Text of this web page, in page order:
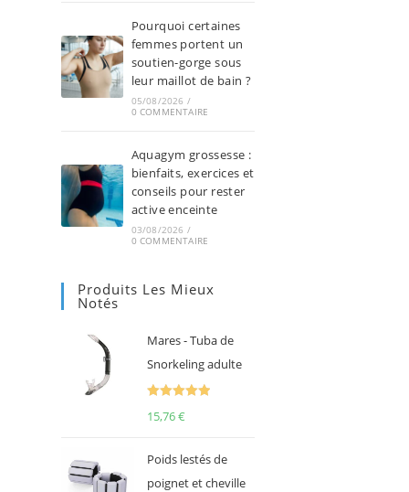
Pourquoi certaines
femmes portent un
soutien-gorge sous
leur maillot de bain ?
05/08/2026 /
0 COMMENTAIRE
Aquagym grossesse :
bienfaits, exercices et
conseils pour rester
active enceinte
03/08/2026 /
0 COMMENTAIRE
Produits Les Mieux
Notés
Mares - Tuba de
Snorkeling adulte
15,76€
Poids lestés de
poignet et cheville